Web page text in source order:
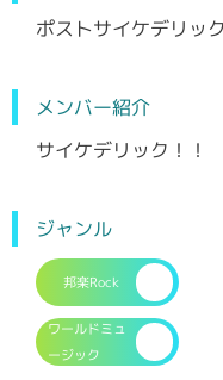
ポストサイケデリッ
メンバー紹介
サイケデリック！！
ジャンル
邦楽Rock
ワールドミュ
ージック